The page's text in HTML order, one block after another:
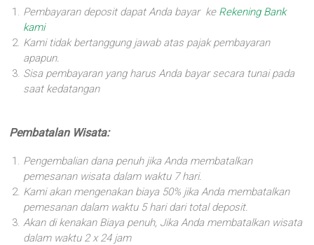
Pembayaran deposit dapat Anda bayar ke Rekening Bank
kami
Kami tidak bertanggung jawab atas pajak pembayaran
apapun.
Sisa pembayaran yang harus Anda bayar secara tunai pada
saat kedatangan
Pembatalan Wisata:
Pengembalian dana penuh jika Anda membatalkan
pemesanan wisata dalam waktu 7 hari.
Kami akan mengenakan biaya 50% jika Anda membatalkan
pemesanan dalam waktu 5 hari dari total deposit.
Akan di kenakan Biaya penuh, Jika Anda membatalkan wisata
dalam waktu 2 x 24 jam